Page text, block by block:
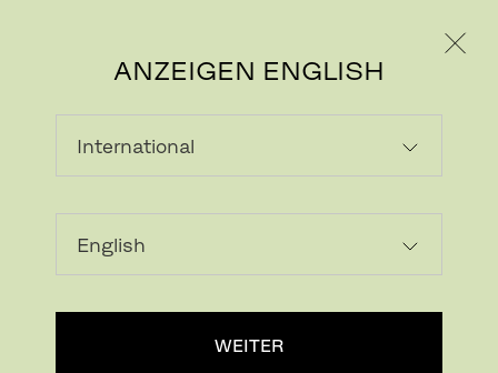
ANZEIGEN ENGLISH
WEITER